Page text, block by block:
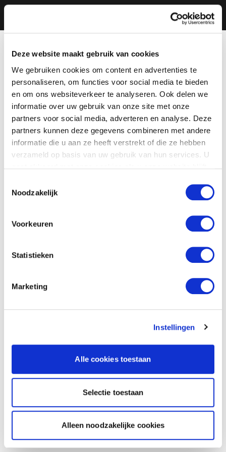
Deze website maakt gebruik van cookies
We gebruiken cookies om content en advertenties te
personaliseren, om functies voor social media te bieden
en om ons websiteverkeer te analyseren. Ook delen we
informatie over uw gebruik van onze site met onze
partners voor social media, adverteren en analyse. Deze
partners kunnen deze gegevens combineren met andere
informatie die u aan ze heeft verstrekt of die ze hebben
verzameld op basis van uw gebruik van hun services. U
Noodzakelijk
Voorkeuren
Statistieken
Marketing
Instellingen
Alle cookies toestaan
Selectie toestaan
Alleen noodzakelijke cookies